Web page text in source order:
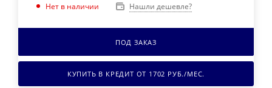
Нет в наличии Нашли дешевле?
ПОД ЗАКАЗ
КУПИТЬ В КРЕДИТ ОТ 1702 РУБ./МЕС.